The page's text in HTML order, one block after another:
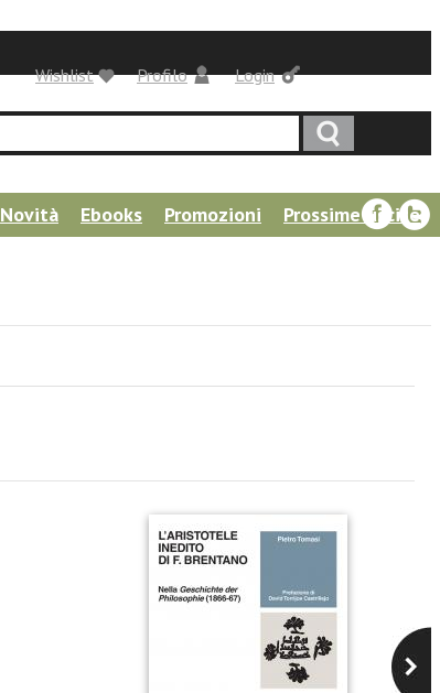
Login
Profilo
Wishlist
Novità Ebooks Promozioni
Prossime uscite